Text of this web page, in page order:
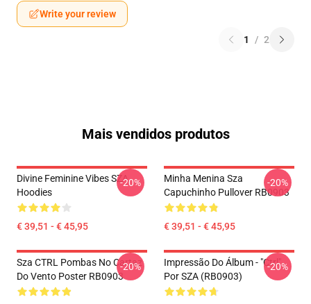
Write your review
1 / 2
Mais vendidos produtos
Divine Feminine Vibes SZA
Hoodies
€ 39,51 - € 45,95
-20%
Minha Menina Sza
Capuchinho Pullover RB0903
€ 39,51 - € 45,95
-20%
Sza CTRL Pombas No Cartaz
Do Vento Poster RB0903
-20%
Impressão Do Álbum - "Ctrl"
Por SZA (RB0903)
-20%